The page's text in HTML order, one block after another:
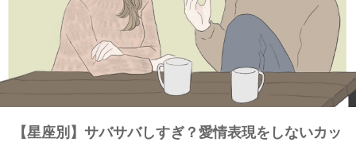
【星座別】サバサバしすぎ？愛情表現をしないカッ